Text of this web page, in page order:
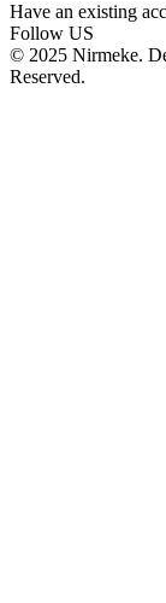
Have an existing
Follow US
© 2025 Nirmeke.
Reserved.